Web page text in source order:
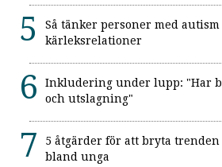
Så tänker personer med autism
kärleksrelationer
Inkludering under lupp: "Har
och utslagning"
5 åtgärder för att bryta trenden
bland unga